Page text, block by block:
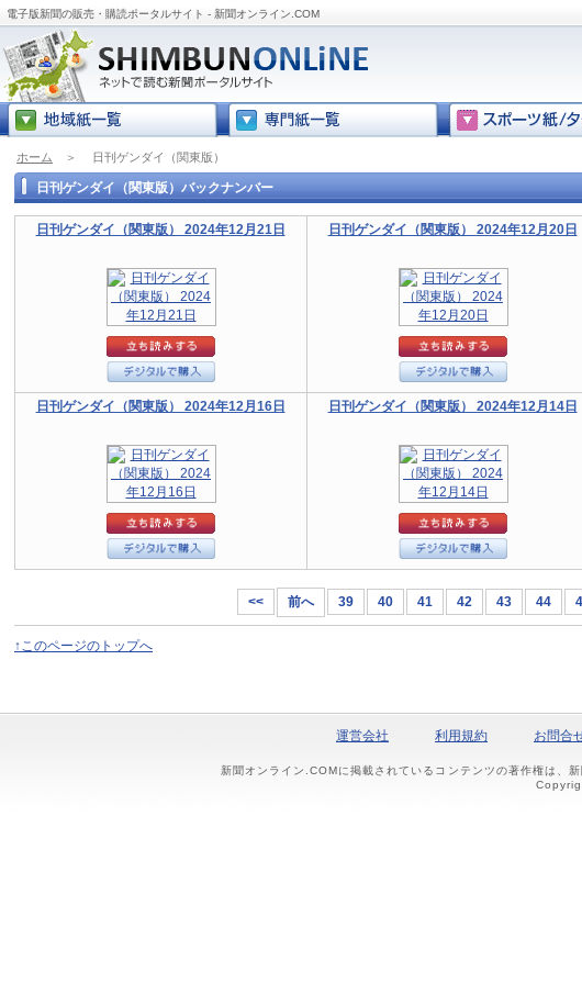
電子版新聞の販売・購読ポータルサイト - 新聞オンライン.COM
ホーム ＞ 日刊ゲンダイ（関東版）
日刊ゲンダイ（関東版）バックナンバー
日刊ゲンダイ（関東版） 2024年12月21日 日刊ゲンダイ（関東版） 2024年12月20日
日刊ゲンダイ（関東版） 2024年12月16日 日刊ゲンダイ（関東版） 2024年12月14日
<< 前へ 39 40 41 42 43 44
↑このページのトップへ
運営会社 利用規約 お問合
新聞オンライン.COMに掲載されているコンテンツの著作権は、